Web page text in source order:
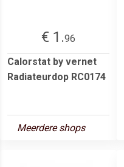
€ 1.96
Calorstat by vernet
Radiateurdop RC0174
Meerdere shops